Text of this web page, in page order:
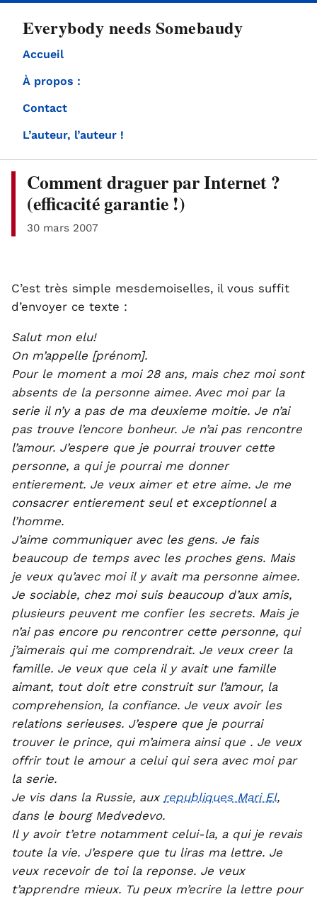
Everybody needs Somebaudy
Accueil
À propos :
Contact
L’auteur, l’auteur !
Comment draguer par Internet ?
(efficacité garantie !)
30 mars 2007
C’est très simple mesdemoiselles, il vous suffit
d’envoyer ce texte :
Salut mon elu!
On m’appelle [prénom].
Pour le moment a moi 28 ans, mais chez moi sont
absents de la personne aimee. Avec moi par la
serie il n’y a pas de ma deuxieme moitie. Je n’ai
pas trouve l’encore bonheur. Je n’ai pas rencontre
l’amour. J’espere que je pourrai trouver cette
personne, a qui je pourrai me donner
entierement. Je veux aimer et etre aime. Je me
consacrer entierement seul et exceptionnel a
l’homme.
J’aime communiquer avec les gens. Je fais
beaucoup de temps avec les proches gens. Mais
je veux qu’avec moi il y avait ma personne aimee.
Je sociable, chez moi suis beaucoup d’aux amis,
plusieurs peuvent me confier les secrets. Mais je
n’ai pas encore pu rencontrer cette personne, qui
j’aimerais qui me comprendrait. Je veux creer la
famille. Je veux que cela il y avait une famille
aimant, tout doit etre construit sur l’amour, la
comprehension, la confiance. Je veux avoir les
relations serieuses. J’espere que je pourrai
trouver le prince, qui m’aimera ainsi que . Je veux
offrir tout le amour a celui qui sera avec moi par
la serie.
Je vis dans la Russie, aux republiques Mari El,
dans le bourg Medvedevo.
Il y avoir t’etre notamment celui-la, a qui je revais
toute la vie. J’espere que tu liras ma lettre. Je
veux recevoir de toi la reponse. Je veux
t’apprendre mieux. Tu peux m’ecrire la lettre pour